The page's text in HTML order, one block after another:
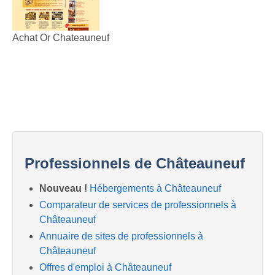
Achat Or Chateauneuf
Professionnels de Châteauneuf
Nouveau ! Hébergements à Châteauneuf
Comparateur de services de professionnels à
Châteauneuf
Annuaire de sites de professionnels à
Châteauneuf
Offres d'emploi à Châteauneuf